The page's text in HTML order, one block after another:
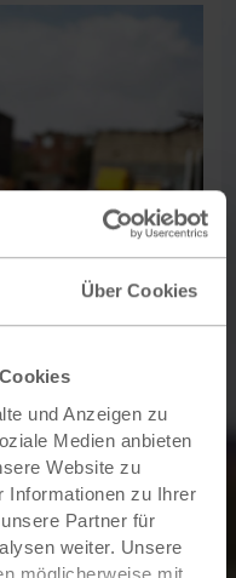
Über Cookies
und Anzeigen zu
Medien anbieten
Website zu
Informationen zu Ihrer
Partner für
weiter. Unsere
möglicherweise mit
Sichere Städte
startet aus
Asyut.
für viele
die Mädchen
Manche soziale
außerdem dazu,
benachteiligt